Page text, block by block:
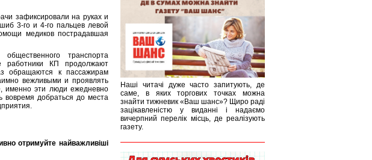
зафиксировали на руках и
3-го и 4-го пальцев левой
медиков пострадавшая
транспорта
работники КП продолжают
обращаются к пассажирам
вежливыми и проявлять
именно эти люди ежедневно
добраться до места
отримуйте найважливіші
Наші читачі дуже часто запитують, де
саме, в яких торгових точках можна
знайти тижневик «Ваш шанс»? Щиро раді
зацікавленістю у виданні і надаємо
вичерпний перелік місць, де реалізують
газету.